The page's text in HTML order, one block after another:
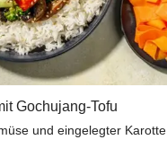
Gochujang-Tofu
und eingelegter Karotte